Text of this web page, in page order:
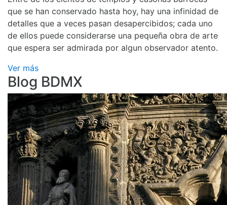
que se han conservado hasta hoy, hay una infinidad de
detalles que a veces pasan desapercibidos; cada uno
de ellos puede considerarse una pequeña obra de arte
que espera ser admirada por algun observador atento.
Ver más
Blog BDMX